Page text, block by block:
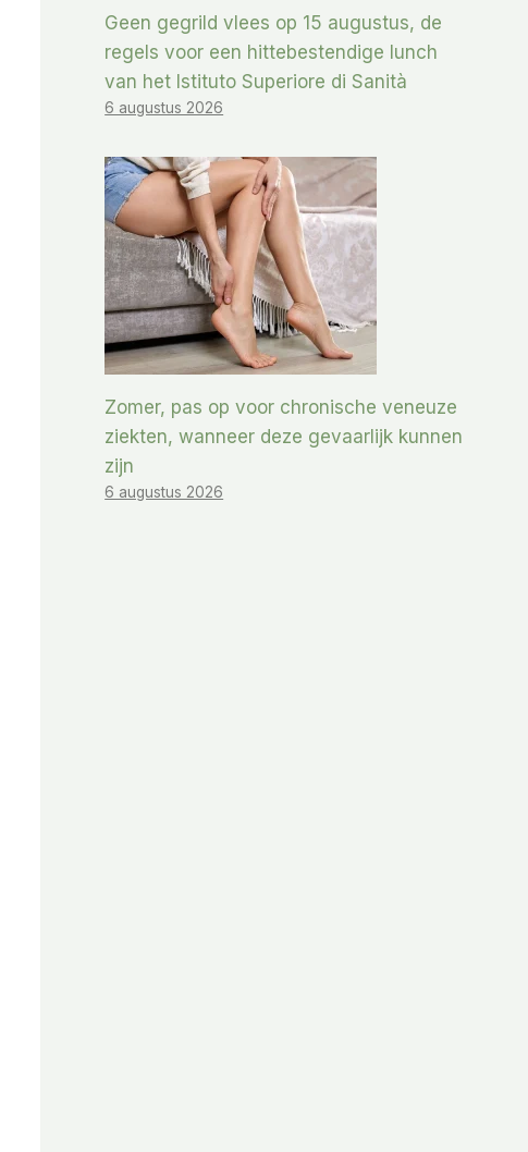
Geen gegrild vlees op 15 augustus, de
regels voor een hittebestendige lunch
van het Istituto Superiore di Sanità
6 augustus 2026
Zomer, pas op voor chronische veneuze
ziekten, wanneer deze gevaarlijk kunnen
zijn
6 augustus 2026